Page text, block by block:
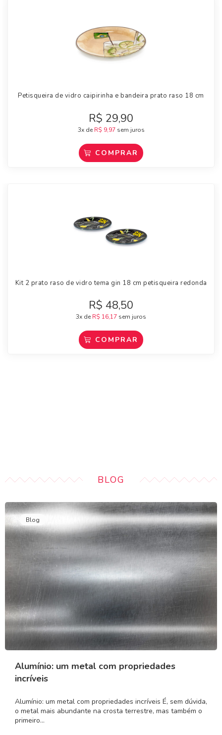
Petisqueira de vidro caipirinha e bandeira prato raso 18 cm
R$ 29,90
3x de R$ 9,97sem juros
COMPRAR
Kit 2 prato raso de vidro tema gin 18 cm petisqueira redonda
R$ 48,50
3x de R$ 16,17 sem juros
COMPRAR
BLOG
Blog
Alumínio: um metal com propriedades
incríveis
Alumínio: um metal com propriedades incríveis É, sem dúvida,
o metal mais abundante na crosta terrestre, mas também o
primeiro…